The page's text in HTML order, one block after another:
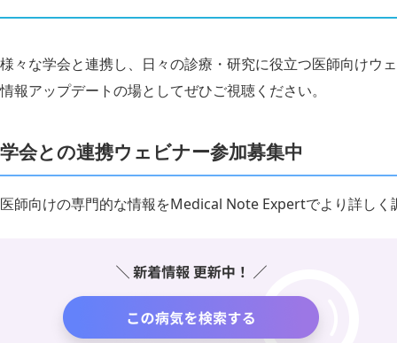
様々な学会と連携し、日々の診療・研究に役立つ医師向けウ
情報アップデートの場としてぜひご視聴ください。
学会との連携ウェビナー参加募集中
医師向けの専門的な情報をMedical Note Expertでより詳しく